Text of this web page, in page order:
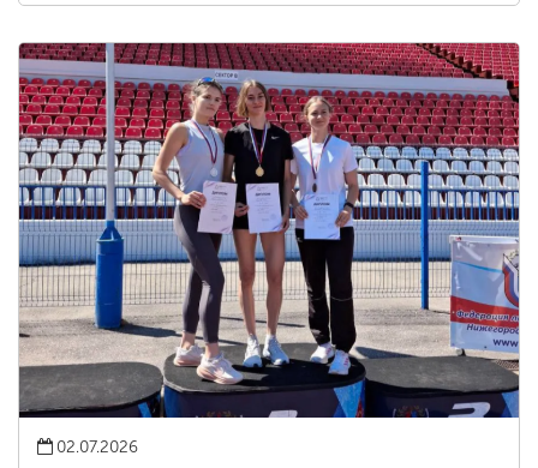
02.07.2026